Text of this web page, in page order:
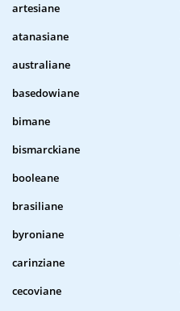
artesiane
atanasiane
australiane
basedowiane
bimane
bismarckiane
booleane
brasiliane
byroniane
carinziane
cecoviane